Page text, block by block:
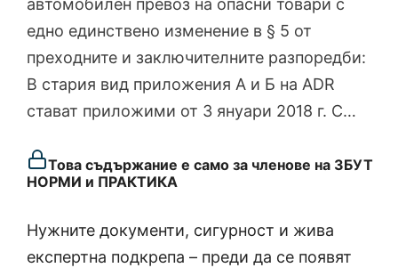
автомобилен превоз на опасни товари с
едно единствено изменение в § 5 от
преходните и заключителните разпоредби:
В стария вид приложения А и Б на ADR
стават приложими от 3 януари 2018 г. С…
Това съдържание е само за членове на ЗБУТ
НОРМИ и ПРАКТИКА
Нужните документи, сигурност и жива
експертна подкрепа – преди да се появят